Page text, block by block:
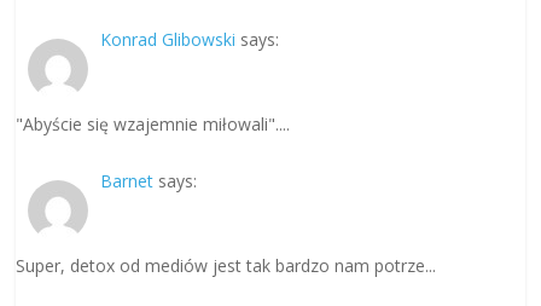
Konrad Glibowski says:
"Abyście się wzajemnie miłowali"....
Barnet says:
Super, detox od mediów jest tak bardzo nam potrze...